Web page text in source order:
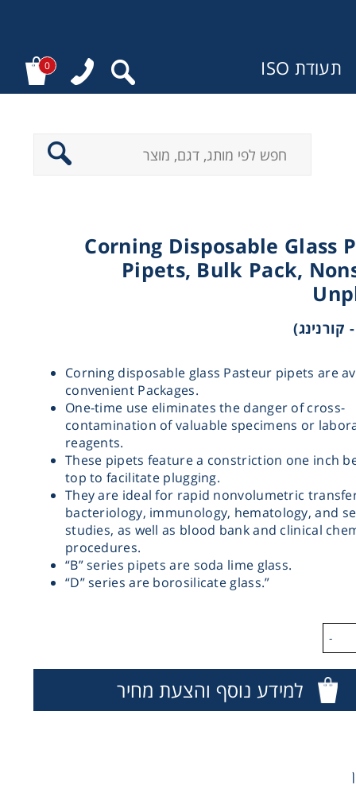
תעודת ISO 0
Corning Disposable Glass
Pipets, Bulk Pack,
Corning disposable glass Pasteur pipets are
convenient Packages.
One-time use eliminates the danger of cross-
contamination of valuable specimens or
reagents.
These pipets feature a constriction one inch
top to facilitate plugging.
They are ideal for rapid non­volumetric
bacteriology, immunology, hematology, and
studies, as well as blood bank and clinical
procedures.
“B” series pipets are soda lime glass.
“D” series are borosilicate glass.”
-
למידע נוסף והצעת מחיר